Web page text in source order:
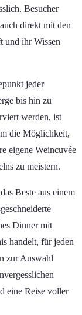
Besucher
direkt mit den
und ihr Wissen
jeder
bis hin zu
werden, ist
die Möglichkeit,
eigene Weincuvée
zu meistern.
Beste aus einem
Dinner mit
handelt, für jeden
zur Auswahl
eine Reise voller